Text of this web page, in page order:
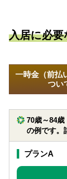
入居に必要
一時金（前払
つい
70歳～84
の例です。
プランA